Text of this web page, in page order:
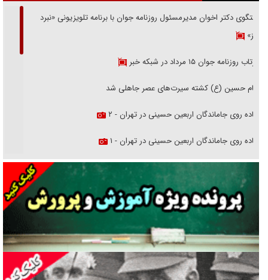
گفتگوی دکتر اخوان مدیرمسئول روزنامه جوان با برنامه تلویزیونی «نبرد
هرمز»
بازتاب روزنامه جوان ۱۵ مرداد در شبکه خبر
امام حسین (ع) کشته سیرت‌های عصر جاهلی شد
پیاده روی جاماندگان اربعین حسینی در تهران - ۲
پیاده روی جاماندگان اربعین حسینی در تهران - ۱
فریاد‌ها و ناله‌های دوستان مبارزدلم را آتش می‌زد
تغییر رویه دشمن در ترور از شیخ فضل‌الله تا مصباح یزدی
خرید قسطی اولش خنده و آخرش گریه است!
فوتبال و آن «بالا»!
راهبرد غافلگیری با نسل جدید پهپاد‌ها